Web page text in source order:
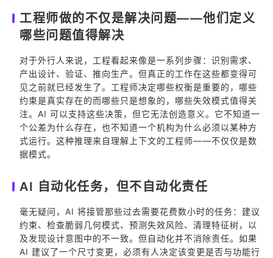
工程师做的不仅是解决问题——他们定义
哪些问题值得解决
对于外行人来说，工程看起来像是一系列步骤：识别需求、
产出设计、验证、推向生产。但真正的工作在这些都变得可
见之前就已经发生了。工程师决定哪些权衡是重要的，哪些
约束是真实存在的而哪些只是想象的，哪些失效模式值得关
注。AI 可以支持这些决策，但它无法创造意义。它不知道一
个公差为什么存在，也不知道一个机构为什么必须以某种方
式运行。这种推理来自理解上下文的工程师——不仅仅是数
据模式。
AI 自动化任务，但不自动化责任
毫无疑问，AI 将接管那些过去需要花费数小时的任务：建议
约束、检查脆弱几何模式、预测失效风险、清理特征树，以
及发现设计意图中的不一致。但自动化并不消除责任。如果
AI 建议了一个尺寸变更，必须有人决定该变更是否与功能行